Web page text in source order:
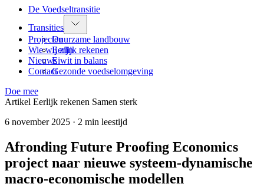
De Voedseltransitie
Transities
Duurzame landbouw
Eerlijk rekenen
Eiwit in balans
Gezonde voedselomgeving
Projecten
Wie wij zijn
Nieuws
Contact
Doe mee
Artikel Eerlijk rekenen Samen sterk
6 november 2025 · 2 min leestijd
Afronding Future Proofing Economics
project naar nieuwe systeem-dynamische
macro-economische modellen